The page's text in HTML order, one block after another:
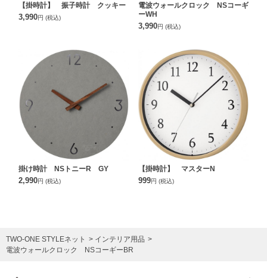
【掛時計】 振子時計 クッキー
3,990円 (税込)
電波ウォールクロック NSコーギ
ーWH
3,990円 (税込)
掛け時計 NSトニーR GY
2,990円 (税込)
【掛時計】 マスターN
999円 (税込)
TWO-ONE STYLEネット
インテリア用品
電波ウォールクロック NSコーギーBR